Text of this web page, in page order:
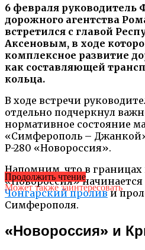
6 февраля руководитель
дорожного агентства
встретился с главой
Аксеновым, в ходе
комплексное развитие
как составляющей
кольца.
В ходе встречи
отдельно подчеркнул
нормативное состояние
«Симферополь –
Р-280 «Новороссия».
Напомним, что в границах
«Новороссия» начинается
Чонгарский проливи
Симферополя.
«Новороссия» и
Продолжить чтение
Может также заинтересовать